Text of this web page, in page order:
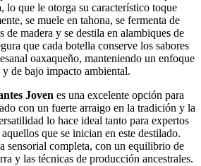
lo que le otorga su característico toque
se muele en tahona, se fermenta de
de madera y se destila en alambiques de
que cada botella conserve los sabores
oaxaqueño, manteniendo un enfoque
y de bajo impacto ambiental.
Joven es una excelente opción para
con un fuerte arraigo en la tradición y la
lo hace ideal tanto para expertos
que se inician en este destilado.
sensorial completa, con un equilibrio de
y las técnicas de producción ancestrales.